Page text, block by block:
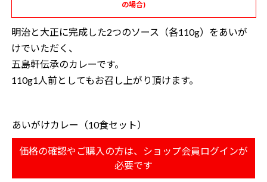
の場合)
明治と大正に完成した2つのソース（各110g）をあいが
けでいただく、
五島軒伝承のカレーです。
110g1人前としてもお召し上がり頂けます。
あいがけカレー（10食セット）
価格の確認やご購入の方は、ショップ会員ログインが
必要です